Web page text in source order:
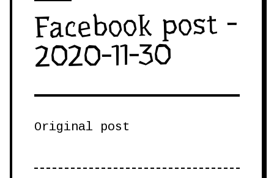
Facebook post -
2020-11-30
Original post